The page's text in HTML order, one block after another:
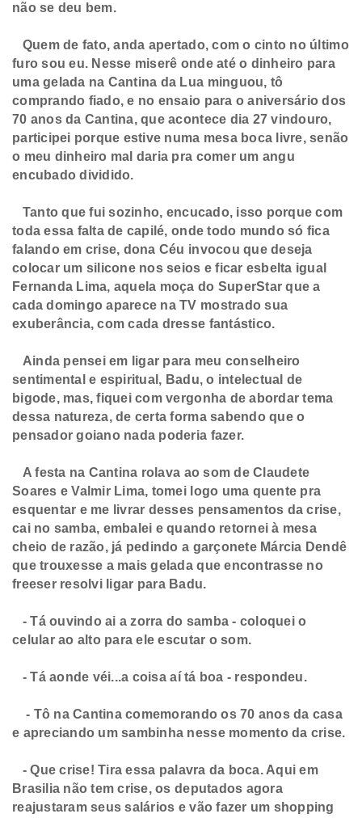
não se deu bem.
Quem de fato, anda apertado, com o cinto no último
furo sou eu. Nesse miserê onde até o dinheiro para
uma gelada na Cantina da Lua minguou, tô
comprando fiado, e no ensaio para o aniversário dos
70 anos da Cantina, que acontece dia 27 vindouro,
participei porque estive numa mesa boca livre, senão
o meu dinheiro mal daria pra comer um angu
encubado dividido.
Tanto que fui sozinho, encucado, isso porque com
toda essa falta de capilé, onde todo mundo só fica
falando em crise, dona Céu invocou que deseja
colocar um silicone nos seios e ficar esbelta igual
Fernanda Lima, aquela moça do SuperStar que a
cada domingo aparece na TV mostrado sua
exuberância, com cada dresse fantástico.
Ainda pensei em ligar para meu conselheiro
sentimental e espiritual, Badu, o intelectual de
bigode, mas, fiquei com vergonha de abordar tema
dessa natureza, de certa forma sabendo que o
pensador goiano nada poderia fazer.
A festa na Cantina rolava ao som de Claudete
Soares e Valmir Lima, tomei logo uma quente pra
esquentar e me livrar desses pensamentos da crise,
cai no samba, embalei e quando retornei à mesa
cheio de razão, já pedindo a garçonete Márcia Dendê
que trouxesse a mais gelada que encontrasse no
freeser resolvi ligar para Badu.
- Tá ouvindo ai a zorra do samba - coloquei o
celular ao alto para ele escutar o som.
- Tá aonde véi...a coisa aí tá boa - respondeu.
- Tô na Cantina comemorando os 70 anos da casa
e apreciando um sambinha nesse momento da crise.
- Que crise! Tira essa palavra da boca. Aqui em
Brasilia não tem crise, os deputados agora
reajustaram seus salários e vão fazer um shopping